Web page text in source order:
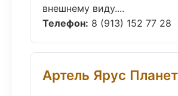
внешнему виду....
Телефон: 8 (913) 152 77 28
Артель Ярус